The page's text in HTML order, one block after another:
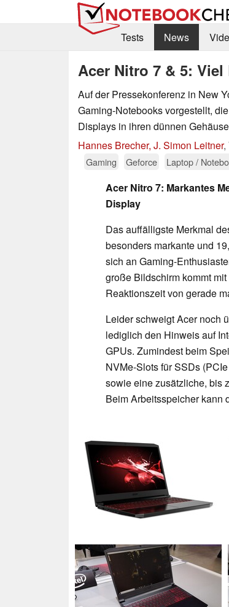
Tests
News
Acer Nitro 7 & 5:
Auf der Pressekonferenz in New
Gaming-Notebooks vorgestellt,
Displays in ihren dünnen
Hannes Brecher, J. Simon Leitner,
Gaming Geforce Laptop /
Acer Nitro 7: Markantes
Display
Das auffälligste Merkmal
besonders markante und
sich an Gaming-
große Bildschirm kommt
Reaktionszeit von gerade
Leider schweigt Acer noch
lediglich den Hinweis auf
GPUs. Zumindest beim
NVMe-Slots für SSDs
sowie eine zusätzliche, bis
Beim Arbeitsspeicher kann